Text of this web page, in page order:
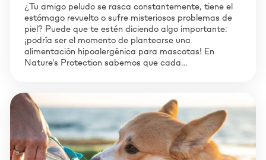
¿Tu amigo peludo se rasca constantemente, tiene el
estómago revuelto o sufre misteriosos problemas de
piel? Puede que te estén diciendo algo importante:
¡podría ser el momento de plantearse una
alimentación hipoalergénica para mascotas! En
Nature's Protection sabemos que cada…